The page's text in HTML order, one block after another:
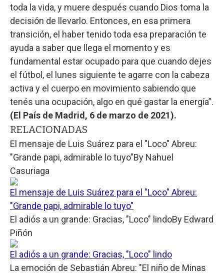
toda la vida, y muere después cuando Dios toma la
decisión de llevarlo. Entonces, en esa primera
transición, el haber tenido toda esa preparación te
ayuda a saber que llega el momento y es
fundamental estar ocupado para que cuando dejes
el fútbol, el lunes siguiente te agarre con la cabeza
activa y el cuerpo en movimiento sabiendo que
tenés una ocupación, algo en qué gastar la energía”.
(El País de Madrid, 6 de marzo de 2021).
RELACIONADAS
El mensaje de Luis Suárez para el "Loco" Abreu:
"Grande papi, admirable lo tuyo"By Nahuel
Casuriaga
El mensaje de Luis Suárez para el "Loco" Abreu:
"Grande papi, admirable lo tuyo"
El adiós a un grande: Gracias, "Loco" lindoBy Edward
Piñón
El adiós a un grande: Gracias, "Loco" lindo
La emoción de Sebastián Abreu: "El niño de Minas